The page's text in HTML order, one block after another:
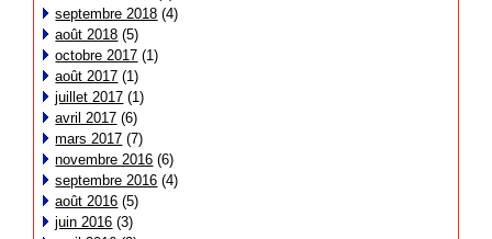
septembre 2018 (4)
août 2018 (5)
octobre 2017 (1)
août 2017 (1)
juillet 2017 (1)
avril 2017 (6)
mars 2017 (7)
novembre 2016 (6)
septembre 2016 (4)
août 2016 (5)
juin 2016 (3)